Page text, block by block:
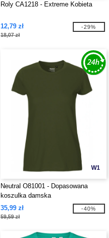
Roly CA1218 - Extreme Kobieta
12,79 zł
18,07 zł
-29%
W1
Neutral O81001 - Dopasowana
koszulka damska
35,99 zł
59,59 zł
-40%